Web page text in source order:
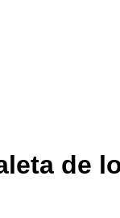
de